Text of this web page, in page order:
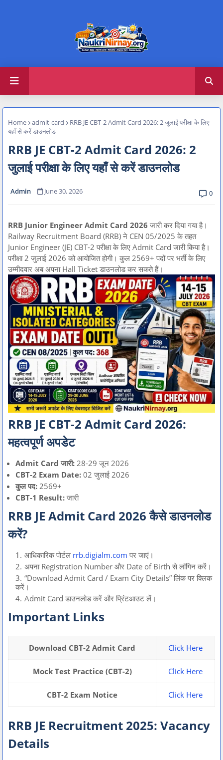
Home admit-card
RRB JE CBT-2 Admit Card 2026: 2 जुलाई परीक्षा के लिए
यहाँ से करें डाउनलोड
RRB JE CBT-2 Admit Card 2026: 2
जुलाई परीक्षा के लिए यहाँ से करें डाउनलोड
Admin June 30, 2026 0
RRB Junior Engineer Admit Card 2026 जारी कर दिया गया है।
Railway Recruitment Board (RRB) ने CEN 05/2025 के तहत
Junior Engineer (JE) CBT-2 परीक्षा के लिए Admit Card जारी किया है।
परीक्षा 2 जुलाई 2026 को आयोजित होगी। कुल 2569+ पदों पर भर्ती के लिए
उम्मीदवार अब अपना Hall Ticket डाउनलोड कर सकते हैं।
RRB JE CBT-2 Admit Card 2026:
महत्वपूर्ण अपडेट
Admit Card जारी: 28-29 जून 2026
CBT-2 Exam Date: 02 जुलाई 2026
कुल पद: 2569+
CBT-1 Result: जारी
RRB JE Admit Card 2026 कैसे डाउनलोड
करें?
आधिकारिक पोर्टल rrb.digialm.com पर जाएं।
अपना Registration Number और Date of Birth से लॉगिन करें।
“Download Admit Card / Exam City Details” लिंक पर क्लिक
करें।
Admit Card डाउनलोड करें और प्रिंटआउट लें।
Important Links
Download CBT-2 Admit Card Click Here
Mock Test Practice (CBT-2) Click Here
CBT-2 Exam Notice Click Here
RRB JE Recruitment 2025: Vacancy
Details